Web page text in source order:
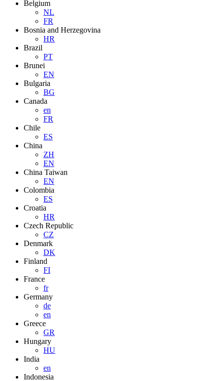
Belgium
NL
FR
Bosnia and Herzegovina
HR
Brazil
PT
Brunei
EN
Bulgaria
BG
Canada
en
FR
Chile
ES
China
ZH
EN
China Taiwan
EN
Colombia
ES
Croatia
HR
Czech Republic
CZ
Denmark
DK
Finland
FI
France
fr
Germany
de
en
Greece
GR
Hungary
HU
India
en
Indonesia